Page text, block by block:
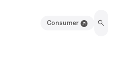
Consumer